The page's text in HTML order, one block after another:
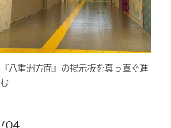
『八重洲方面』の掲示板を真っ直ぐ進
む